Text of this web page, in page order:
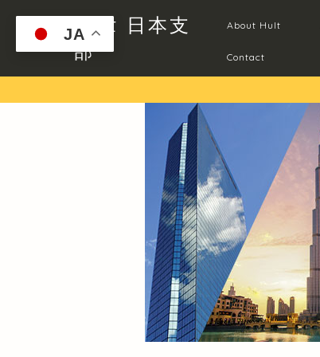
Hult 日本支
部
About Hult
Contact
JA